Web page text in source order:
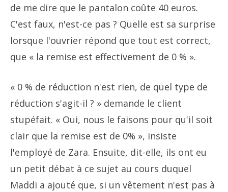
de me dire que le pantalon coûte 40 euros.
C'est faux, n'est-ce pas ? Quelle est sa surprise
lorsque l'ouvrier répond que tout est correct,
que « la remise est effectivement de 0 % ».
« 0 % de réduction n'est rien, de quel type de
réduction s'agit-il ? » demande le client
stupéfait. « Oui, nous le faisons pour qu'il soit
clair que la remise est de 0% », insiste
l'employé de Zara. Ensuite, dit-elle, ils ont eu
un petit débat à ce sujet au cours duquel
Maddi a ajouté que, si un vêtement n'est pas à